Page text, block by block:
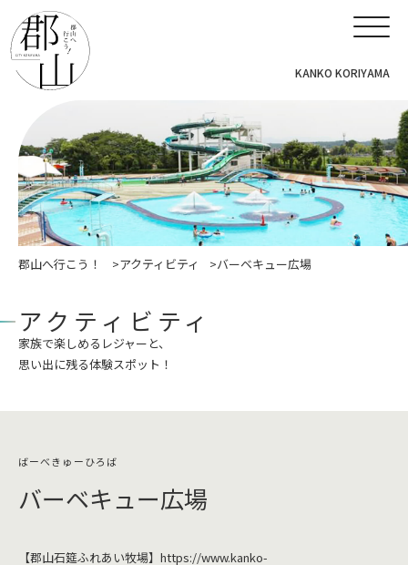
KANKO KORIYAMA
郡山へ行こう！ アクティビティ バーベキュー広場
アクティビティ
家族で楽しめるレジャーと、
思い出に残る体験スポット！
バーベキュー広場
【郡山石筵ふれあい牧場】 https://www.kanko-